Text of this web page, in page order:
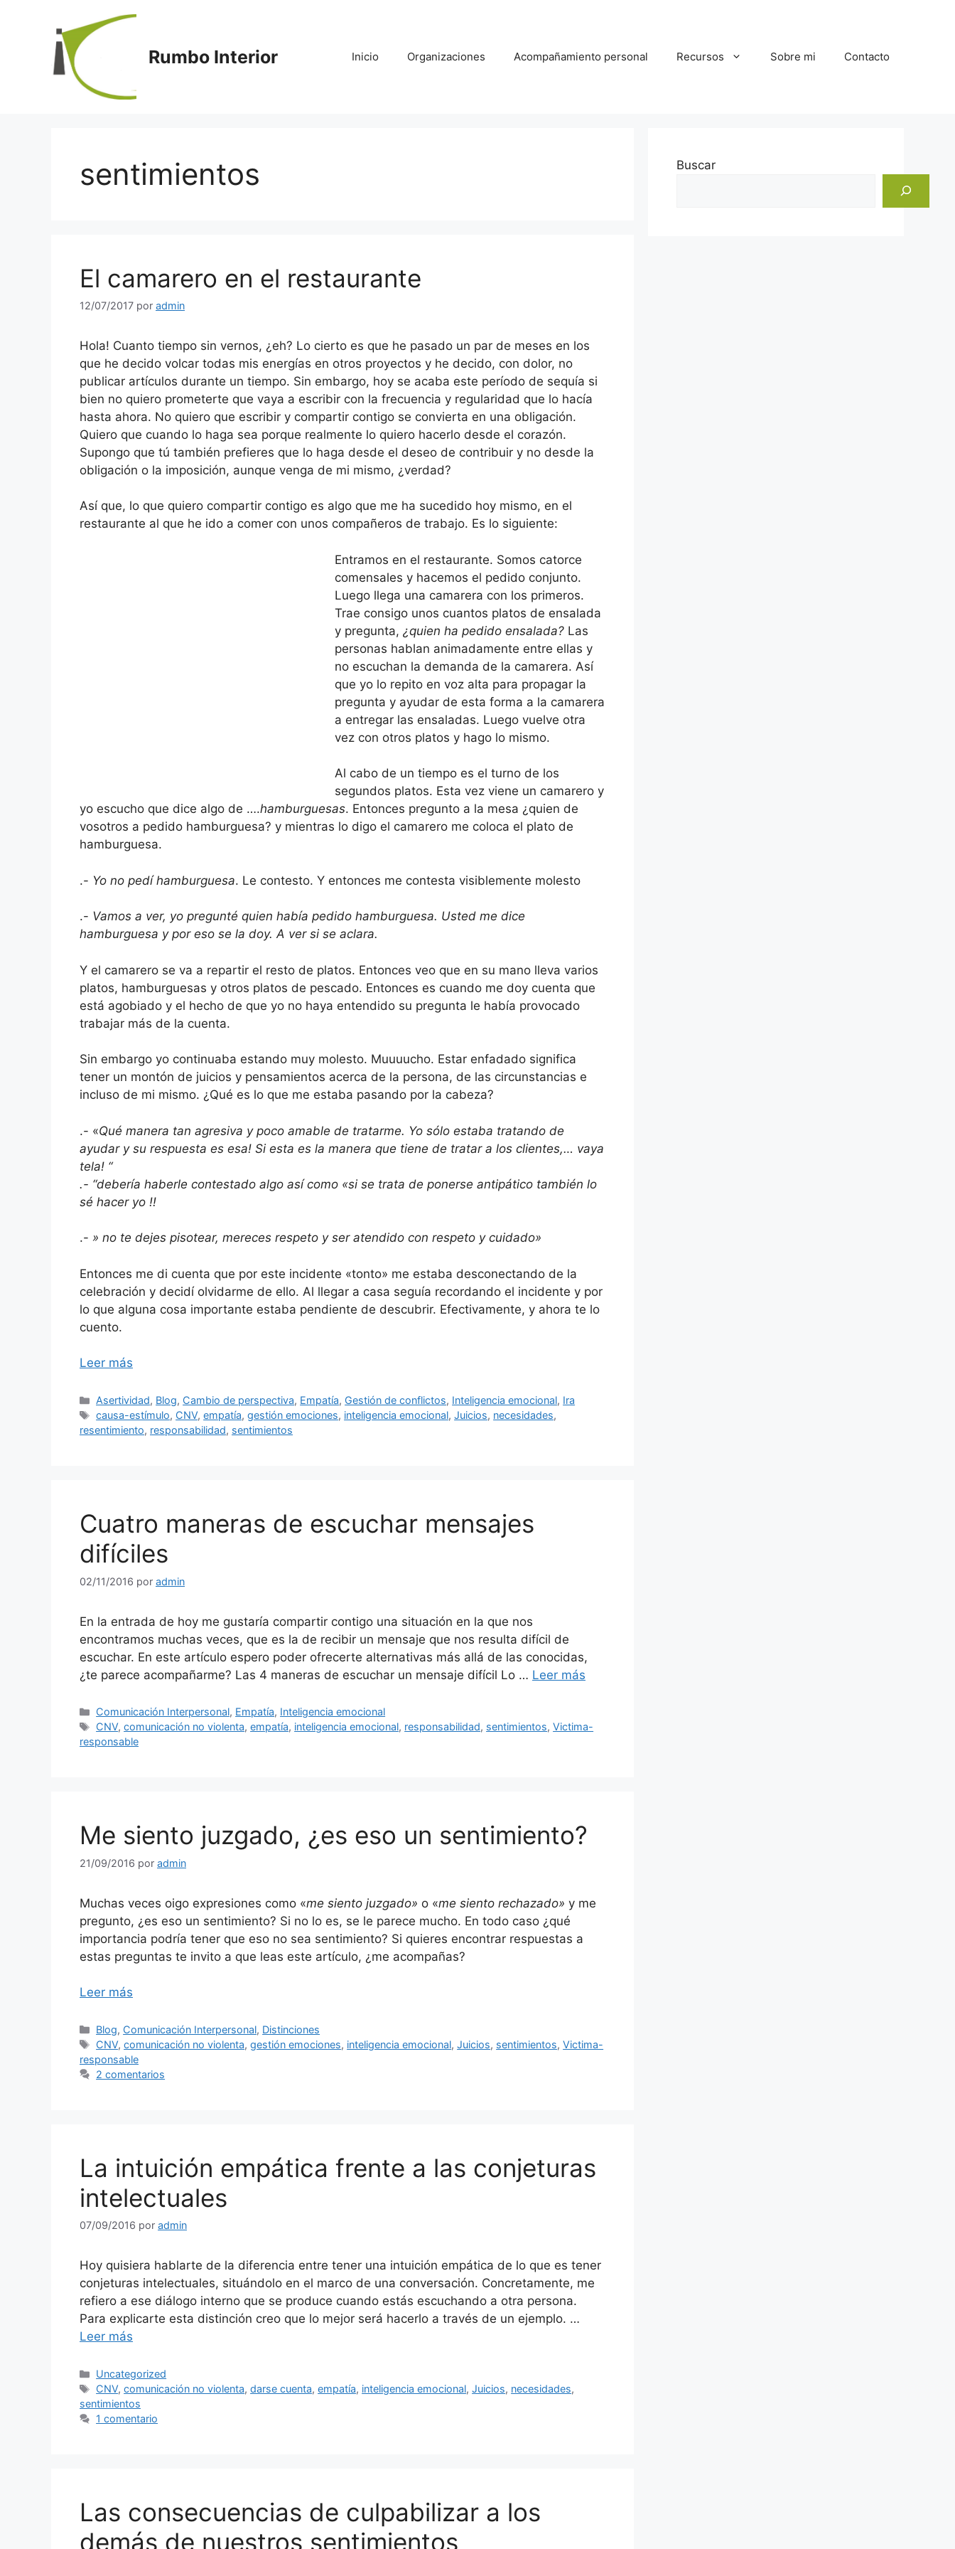
contenido
Rumbo Interior Inicio Organizaciones Acompañamiento personal Recursos Sobre mi Contacto
sentimientos
El camarero en el restaurante
12/07/2017 por admin
Hola! Cuanto tiempo sin vernos, ¿eh? Lo cierto es que he pasado un par de meses en los
que he decido volcar todas mis energías en otros proyectos y he decido, con dolor, no
publicar artículos durante un tiempo. Sin embargo, hoy se acaba este período de sequía si
bien no quiero prometerte que vaya a escribir con la frecuencia y regularidad que lo hacía
hasta ahora. No quiero que escribir y compartir contigo se convierta en una obligación.
Quiero que cuando lo haga sea porque realmente lo quiero hacerlo desde el corazón.
Supongo que tú también prefieres que lo haga desde el deseo de contribuir y no desde la
obligación o la imposición, aunque venga de mi mismo, ¿verdad?
Así que, lo que quiero compartir contigo es algo que me ha sucedido hoy mismo, en el
restaurante al que he ido a comer con unos compañeros de trabajo. Es lo siguiente:
Entramos en el restaurante. Somos catorce
comensales y hacemos el pedido conjunto.
Luego llega una camarera con los primeros.
Trae consigo unos cuantos platos de ensalada
y pregunta, ¿quien ha pedido ensalada?Las
personas hablan animadamente entre ellas y
no escuchan la demanda de la camarera. Así
que yo lo repito en voz alta para propagar la
pregunta y ayudar de esta forma a la camarera
a entregar las ensaladas. Luego vuelve otra
vez con otros platos y hago lo mismo.
Al cabo de un tiempo es el turno de los
segundos platos. Esta vez viene un camarero y
yo escucho que dice algo de ….hamburguesas. Entonces pregunto a la mesa ¿quien de
vosotros a pedido hamburguesa? y mientras lo digo el camarero me coloca el plato de
hamburguesa.
.- Yo no pedí hamburguesa. Le contesto. Y entonces me contesta visiblemente molesto
.- Vamos a ver, yo pregunté quien había pedido hamburguesa. Usted me dice
hamburguesa y por eso se la doy. A ver si se aclara.
Y el camarero se va a repartir el resto de platos. Entonces veo que en su mano lleva varios
platos, hamburguesas y otros platos de pescado. Entonces es cuando me doy cuenta que
está agobiado y el hecho de que yo no haya entendido su pregunta le había provocado
trabajar más de la cuenta.
Sin embargo yo continuaba estando muy molesto. Muuuucho. Estar enfadado significa
tener un montón de juicios y pensamientos acerca de la persona, de las circunstancias e
incluso de mi mismo. ¿Qué es lo que me estaba pasando por la cabeza?
.- «Qué manera tan agresiva y poco amable de tratarme. Yo sólo estaba tratando de
ayudar y su respuesta es esa! Si esta es la manera que tiene de tratar a los clientes,… vaya
tela! “
.- “debería haberle contestado algo así como «si se trata de ponerse antipático también lo
sé hacer yo !!
.- » no te dejes pisotear, mereces respeto y ser atendido con respeto y cuidado»
Entonces me di cuenta que por este incidente «tonto» me estaba desconectando de la
celebración y decidí olvidarme de ello. Al llegar a casa seguía recordando el incidente y por
lo que alguna cosa importante estaba pendiente de descubrir. Efectivamente, y ahora te lo
cuento.
Leer más
Categorías
Asertividad, Blog, Cambio de perspectiva, Empatía, Gestión de conflictos, Inteligencia emocional, Ira
Etiquetas
causa-estímulo, CNV,empatía,gestión emociones, inteligencia emocional,Juicios, necesidades,
resentimiento, responsabilidad, sentimientos
Cuatro maneras de escuchar mensajes
difíciles
02/11/2016 por admin
En la entrada de hoy me gustaría compartir contigo una situación en la que nos
encontramos muchas veces, que es la de recibir un mensaje que nos resulta difícil de
escuchar. En este artículo espero poder ofrecerte alternativas más allá de las conocidas,
¿te parece acompañarme? Las 4 maneras de escuchar un mensaje difícil Lo … Leer más
Categorías
Comunicación Interpersonal, Empatía, Inteligencia emocional
Etiquetas
CNV,comunicación no violenta,empatía, inteligencia emocional, responsabilidad, sentimientos,Victima-
responsable
Me siento juzgado, ¿es eso un sentimiento?
21/09/2016 por admin
Muchas veces oigo expresiones como «me siento juzgado» o «me siento rechazado» y me
pregunto, ¿es eso un sentimiento? Si no lo es, se le parece mucho. En todo caso ¿qué
importancia podría tener que eso no sea sentimiento? Si quieres encontrar respuestas a
estas preguntas te invito a que leas este artículo, ¿me acompañas?
Leer más
Categorías
Blog, Comunicación Interpersonal, Distinciones
Etiquetas
CNV,comunicación no violenta,gestión emociones, inteligencia emocional,Juicios, sentimientos,Victima-
responsable
2 comentarios
La intuición empática frente a las conjeturas
intelectuales
07/09/2016 por admin
Hoy quisiera hablarte de la diferencia entre tener una intuición empática de lo que es tener
conjeturas intelectuales, situándolo en el marco de una conversación. Concretamente, me
refiero a ese diálogo interno que se produce cuando estás escuchando a otra persona.
Para explicarte esta distinción creo que lo mejor será hacerlo a través de un ejemplo. …
Leer más
Categorías
Uncategorized
Etiquetas
CNV,comunicación no violenta,darse cuenta,empatía, inteligencia emocional,Juicios, necesidades,
sentimientos
1 comentario
Las consecuencias de culpabilizar a los
demás de nuestros sentimientos
Buscar